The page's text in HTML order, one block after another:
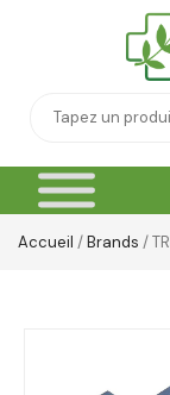
Accueil /Brands /